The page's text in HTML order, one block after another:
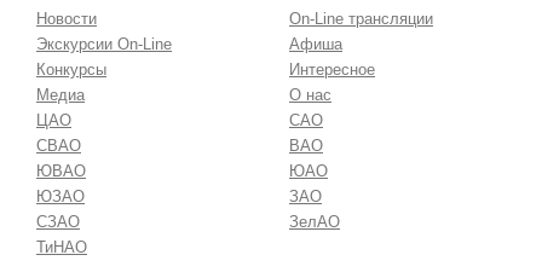
Новости
On-Line трансляции
Экскурсии On-Line
Афиша
Конкурсы
Интересное
Медиа
О нас
ЦАО
САО
СВАО
ВАО
ЮВАО
ЮАО
ЮЗАО
ЗАО
СЗАО
ЗелАО
ТиНАО